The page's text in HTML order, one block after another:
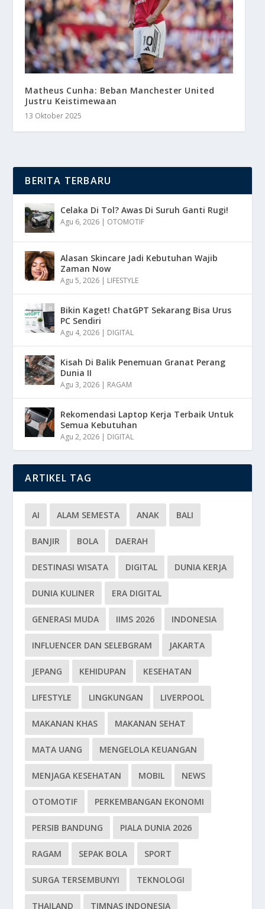
Matheus Cunha: Beban Manchester United
Justru Keistimewaan
13 Oktober 2025
BERITA TERBARU
Celaka Di Tol? Awas Di Suruh Ganti Rugi!
Agu 6, 2026 | OTOMOTIF
Alasan Skincare Jadi Kebutuhan Wajib
Zaman Now
Agu 5, 2026 | LIFESTYLE
Bikin Kaget! ChatGPT Sekarang Bisa Urus
PC Sendiri
Agu 4, 2026 | DIGITAL
Kisah Di Balik Penemuan Granat Perang
Dunia II
Agu 3, 2026 | RAGAM
Rekomendasi Laptop Kerja Terbaik Untuk
Semua Kebutuhan
Agu 2, 2026 | DIGITAL
ARTIKEL TAG
AI ALAM SEMESTA ANAK BALI
BANJIR BOLA DAERAH
DESTINASI WISATA DIGITAL DUNIA KERJA
DUNIA KULINER ERA DIGITAL
GENERASI MUDA IIMS 2026 INDONESIA
INFLUENCER DAN SELEBGRAM JAKARTA
JEPANG KEHIDUPAN KESEHATAN
LIFESTYLE LINGKUNGAN LIVERPOOL
MAKANAN KHAS MAKANAN SEHAT
MATA UANG MENGELOLA KEUANGAN
MENJAGA KESEHATAN MOBIL NEWS
OTOMOTIF PERKEMBANGAN EKONOMI
PERSIB BANDUNG PIALA DUNIA 2026
RAGAM SEPAK BOLA SPORT
SURGA TERSEMBUNYI TEKNOLOGI
THAILAND TIMNAS INDONESIA